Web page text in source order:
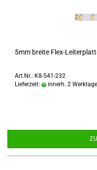
5mm brei­te Flex-​
Art.Nr.: K8-541-232
Lieferzeit:
innerh. 2